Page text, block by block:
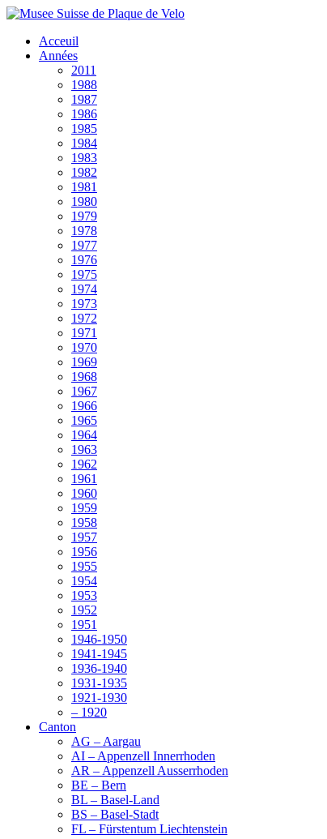
Acceuil
Années
2011
1988
1987
1986
1985
1984
1983
1982
1981
1980
1979
1978
1977
1976
1975
1974
1973
1972
1971
1970
1969
1968
1967
1966
1965
1964
1963
1962
1961
1960
1959
1958
1957
1956
1955
1954
1953
1952
1951
1946-1950
1941-1945
1936-1940
1931-1935
1921-1930
– 1920
Canton
AG – Aargau
AI – Appenzell Innerrhoden
AR – Appenzell Ausserrhoden
BE – Bern
BL – Basel-Land
BS – Basel-Stadt
FL – Fürstentum Liechtenstein